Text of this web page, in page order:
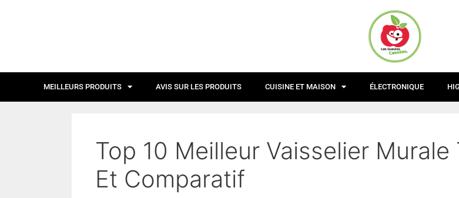
MEILLEURS PRODUITS AVIS SUR LES PRODUITS CUISINE ET MAISON ÉLECTRONIQUE
Top 10 Meilleur Vaisselier Murale
Et Comparatif